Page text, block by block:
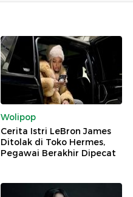
Wolipop
Cerita Istri LeBron James
Ditolak di Toko Hermes,
Pegawai Berakhir Dipecat